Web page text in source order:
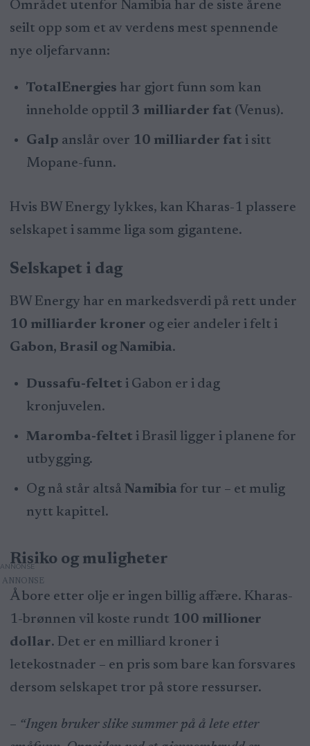
Området utenfor Namibia har de siste årene
seilt opp som et av verdens mest spennende
nye oljefarvann:
TotalEnergies har gjort funn som kan
inneholde opptil 3 milliarder fat (Venus).
Galp anslår over 10 milliarder fat i sitt
Mopane-funn.
Hvis BW Energy lykkes, kan Kharas-1 plassere
selskapet i samme liga som gigantene.
Selskapet i dag
BW Energy har en markedsverdi på rett under
10 milliarder kroner og eier andeler i felt i
Gabon, Brasil og Namibia.
Dussafu-feltet i Gabon er i dag
kronjuvelen.
Maromba-feltet i Brasil ligger i planene for
utbygging.
Og nå står altså Namibia for tur – et mulig
nytt kapittel.
Risiko og muligheter
ANNONSE
Å bore etter olje er ingen billig affære. Kharas-
1-brønnen vil koste rundt 100 millioner
dollar. Det er en milliard kroner i
letekostnader – en pris som bare kan forsvares
dersom selskapet tror på store ressurser.
– “Ingen bruker slike summer på å lete etter